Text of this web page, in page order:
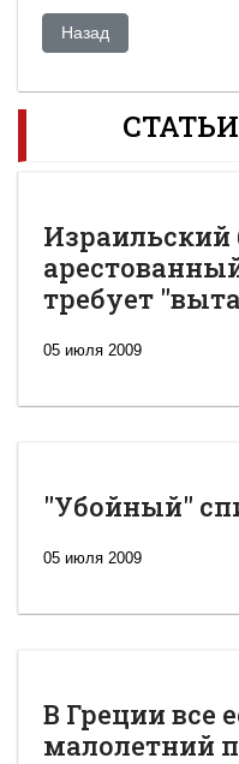
Предыдущий:
Назад
Израильский
требует
05 июля 2009
"Убойный"
05 июля 2009
В Греции все
малолетний